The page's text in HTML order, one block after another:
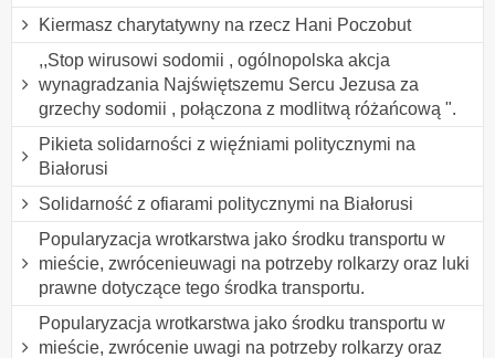
Kiermasz charytatywny na rzecz Hani Poczobut
,,Stop wirusowi sodomii , ogólnopolska akcja
wynagradzania Najświętszemu Sercu Jezusa za
grzechy sodomii , połączona z modlitwą różańcową ".
Pikieta solidarności z więźniami politycznymi na
Białorusi
Solidarność z ofiarami politycznymi na Białorusi
Popularyzacja wrotkarstwa jako środku transportu w
mieście, zwrócenieuwagi na potrzeby rolkarzy oraz luki
prawne dotyczące tego środka transportu.
Popularyzacja wrotkarstwa jako środku transportu w
mieście, zwrócenie uwagi na potrzeby rolkarzy oraz